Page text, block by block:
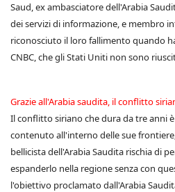
Saud, ex ambasciatore dell'Arabia
dei servizi di informazione, e membro
riconosciuto il loro fallimento quando
CNBC, che gli Stati Uniti non sono
Grazie all'Arabia saudita, il conflitto
Il conflitto siriano che dura da tre anni
contenuto all'interno delle sue
bellicista dell'Arabia Saudita rischia di
espanderlo nella regione senza con
l'obiettivo proclamato dall'Arabia